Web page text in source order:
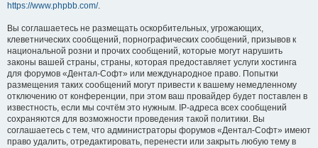
https://www.phpbb.com/.
Вы соглашаетесь не размещать оскорбительных, угрожающих,
клеветнических сообщений, порнографических сообщений, призывов к
национальной розни и прочих сообщений, которые могут нарушить
законы вашей страны, страны, которая предоставляет услуги хостинга
для форумов «Дентал-Софт» или международное право. Попытки
размещения таких сообщений могут привести к вашему немедленному
отключению от конференции, при этом ваш провайдер будет поставлен в
известность, если мы сочтём это нужным. IP-адреса всех сообщений
сохраняются для возможности проведения такой политики. Вы
соглашаетесь с тем, что администраторы форумов «Дентал-Софт» имеют
право удалить, отредактировать, перенести или закрыть любую тему в